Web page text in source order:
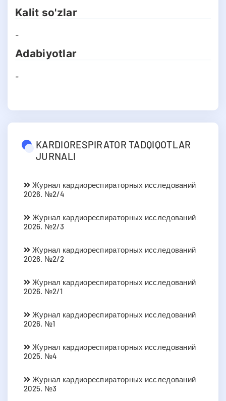
Kalit so'zlar
-
Adabiyotlar
-
KARDIORESPIRATOR TADQIQOTLAR
JURNALI
Журнал кардиореспираторных исследований
2026. №2/4
Журнал кардиореспираторных исследований
2026. №2/3
Журнал кардиореспираторных исследований
2026. №2/2
Журнал кардиореспираторных исследований
2026. №2/1
Журнал кардиореспираторных исследований
2026. №1
Журнал кардиореспираторных исследований
2025. №4
Журнал кардиореспираторных исследований
2025. №3